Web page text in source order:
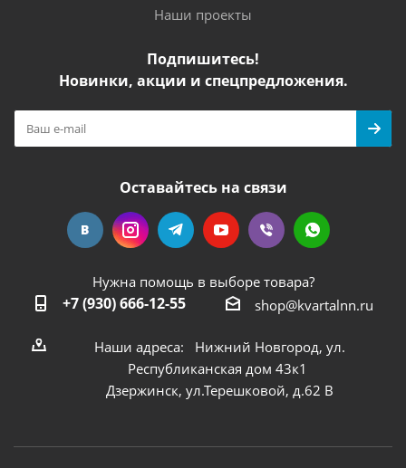
Наши проекты
Подпишитесь!
Новинки, акции и спецпредложения.
Оставайтесь на связи
Нужна помощь в выборе товара?
+7 (930) 666-12-55 shop@kvartalnn.ru
Наши адреса: Нижний Новгород, ул.
Республиканская дом 43к1
Дзержинск, ул.Терешковой, д.62 В